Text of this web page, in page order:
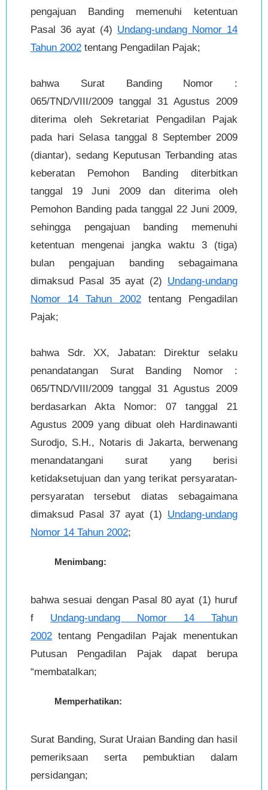
pengajuan Banding memenuhi ketentuan
Pasal 36 ayat (4) Undang-undang Nomor 14
Tahun 2002 tentang Pengadilan Pajak;
bahwa Surat Banding Nomor :
065/TND/VIII/2009 tanggal 31 Agustus 2009
diterima oleh Sekretariat Pengadilan Pajak
pada hari Selasa tanggal 8 September 2009
(diantar), sedang Keputusan Terbanding atas
keberatan Pemohon Banding diterbitkan
tanggal 19 Juni 2009 dan diterima oleh
Pemohon Banding pada tanggal 22 Juni 2009,
sehingga pengajuan banding memenuhi
ketentuan mengenai jangka waktu 3 (tiga)
bulan pengajuan banding sebagaimana
dimaksud Pasal 35 ayat (2) Undang-undang
Nomor 14 Tahun 2002tentang Pengadilan
Pajak;
bahwa Sdr. XX, Jabatan: Direktur selaku
penandatangan Surat Banding Nomor :
065/TND/VIII/2009 tanggal 31 Agustus 2009
berdasarkan Akta Nomor: 07 tanggal 21
Agustus 2009 yang dibuat oleh Hardinawanti
Surodjo, S.H., Notaris di Jakarta, berwenang
menandatangani surat yang berisi
ketidaksetujuan dan yang terikat persyaratan-
persyaratan tersebut diatas sebagaimana
dimaksud Pasal 37 ayat (1) Undang-undang
Nomor 14 Tahun 2002;
Menimbang:
bahwa sesuai dengan Pasal 80 ayat (1) huruf
f Undang-undang Nomor 14 Tahun
2002 tentang Pengadilan Pajak menentukan
Putusan Pengadilan Pajak dapat berupa
“membatalkan;
Memperhatikan:
Surat Banding, Surat Uraian Banding dan hasil
pemeriksaan serta pembuktian dalam
persidangan;